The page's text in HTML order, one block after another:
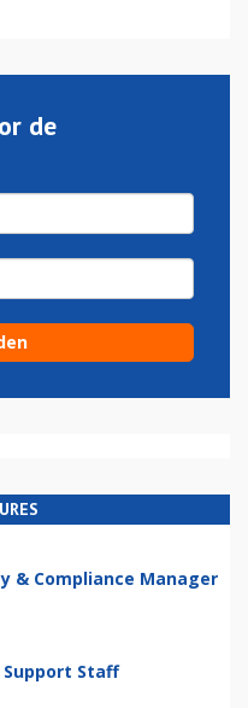
de
& Compliance Manager
Support Staff